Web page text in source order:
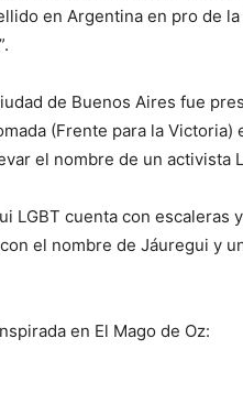
en Argentina en pro de
de Buenos Aires fue
(Frente para la
el nombre de un activista
LGBT cuenta con
el nombre de Jáuregui y
en El Mago de Oz: